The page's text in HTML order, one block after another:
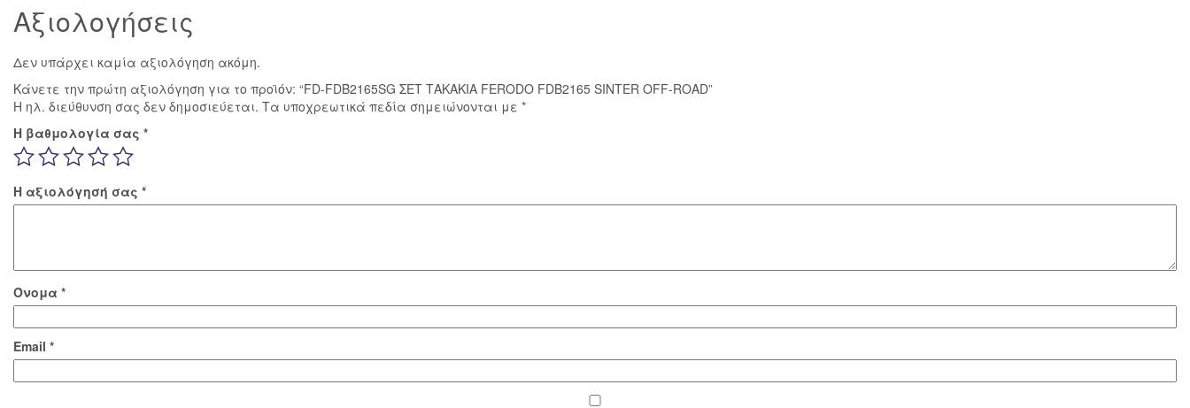
Αξιολογήσεις
Δεν υπάρχει καμία αξιολόγηση ακόμη.
Κάνετε την πρώτη αξιολόγηση για το προϊόν: “FD-FDB2165SG ΣΕΤ ΤΑΚΑΚΙΑ FERODO FDB2165 SINTER OFF-ROAD”
Η ηλ. διεύθυνση σας δεν δημοσιεύεται. Τα υποχρεωτικά πεδία σημειώνονται με *
Η βαθμολογία σας *
Η αξιολόγησή σας *
Όνομα *
Email *